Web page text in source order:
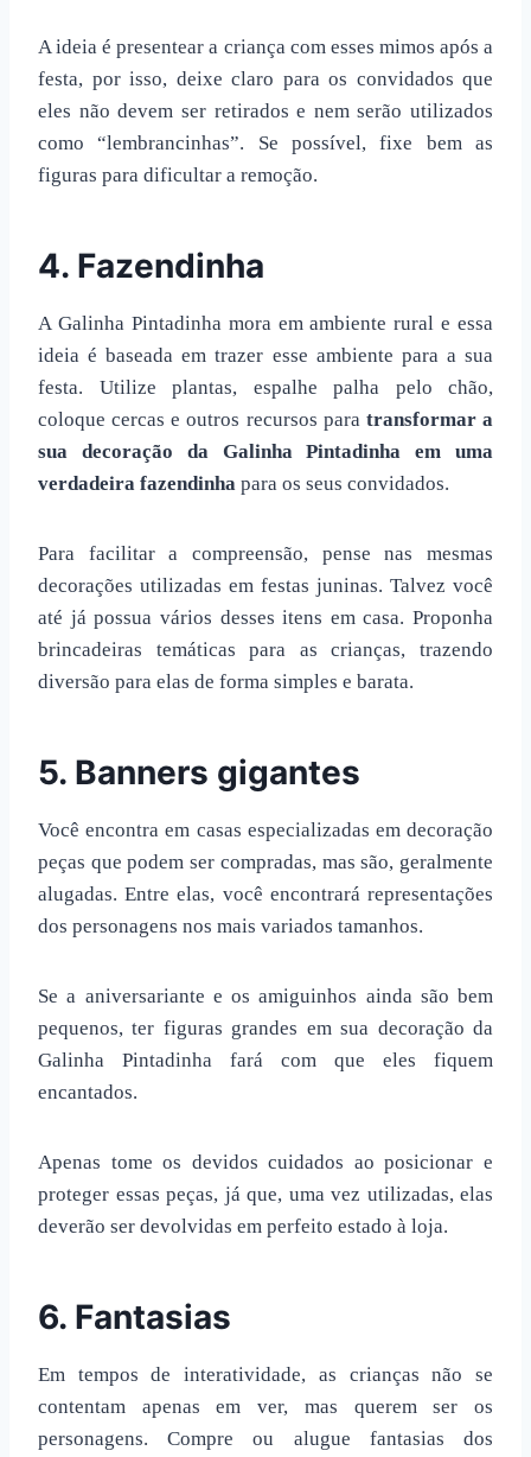
A ideia é presentear a criança com esses mimos após a
festa, por isso, deixe claro para os convidados que
eles não devem ser retirados e nem serão utilizados
como “lembrancinhas”. Se possível, fixe bem as
figuras para dificultar a remoção.
4. Fazendinha
A Galinha Pintadinha mora em ambiente rural e essa
ideia é baseada em trazer esse ambiente para a sua
festa. Utilize plantas, espalhe palha pelo chão,
coloque cercas e outros recursos para transformar a
sua decoração da Galinha Pintadinha em uma
verdadeira fazendinha para os seus convidados.
Para facilitar a compreensão, pense nas mesmas
decorações utilizadas em festas juninas. Talvez você
até já possua vários desses itens em casa. Proponha
brincadeiras temáticas para as crianças, trazendo
diversão para elas de forma simples e barata.
5. Banners gigantes
Você encontra em casas especializadas em decoração
peças que podem ser compradas, mas são, geralmente
alugadas. Entre elas, você encontrará representações
dos personagens nos mais variados tamanhos.
Se a aniversariante e os amiguinhos ainda são bem
pequenos, ter figuras grandes em sua decoração da
Galinha Pintadinha fará com que eles fiquem
encantados.
Apenas tome os devidos cuidados ao posicionar e
proteger essas peças, já que, uma vez utilizadas, elas
deverão ser devolvidas em perfeito estado à loja.
6. Fantasias
Em tempos de interatividade, as crianças não se
contentam apenas em ver, mas querem ser os
personagens. Compre ou alugue fantasias dos